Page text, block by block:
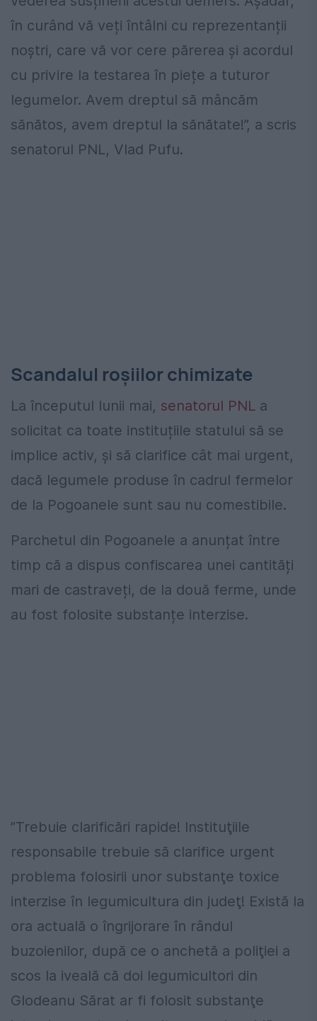
în curând vă veți întâlni cu reprezentanții
noștri, care vă vor cere părerea și acordul
cu privire la testarea în piețe a tuturor
legumelor. Avem dreptul să mâncăm
sănătos, avem dreptul la sănătate!”, a scris
senatorul PNL, Vlad Pufu.
Scandalul roșiilor chimizate
La începutul lunii mai, senatorul PNL a
solicitat ca toate instituțiile statului să se
implice activ, și să clarifice cât mai urgent,
dacă legumele produse în cadrul fermelor
de la Pogoanele sunt sau nu comestibile.
Parchetul din Pogoanele a anunțat între
timp că a dispus confiscarea unei cantități
mari de castraveți, de la două ferme, unde
au fost folosite substanțe interzise.
”Trebuie clarificări rapide! Instituţiile
responsabile trebuie să clarifice urgent
problema folosirii unor substanţe toxice
interzise în legumicultura din judeţ! Există la
ora actuală o îngrijorare în rândul
buzoienilor, după ce o anchetă a poliţiei a
scos la iveală că doi legumicultori din
Glodeanu Sărat ar fi folosit substanţe